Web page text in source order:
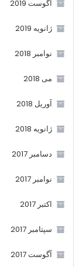
آگوست 2019
ژانویه 2019
نوامبر 2018
می 2018
آوریل 2018
ژانویه 2018
دسامبر 2017
نوامبر 2017
اکتبر 2017
سپتامبر 2017
آگوست 2017